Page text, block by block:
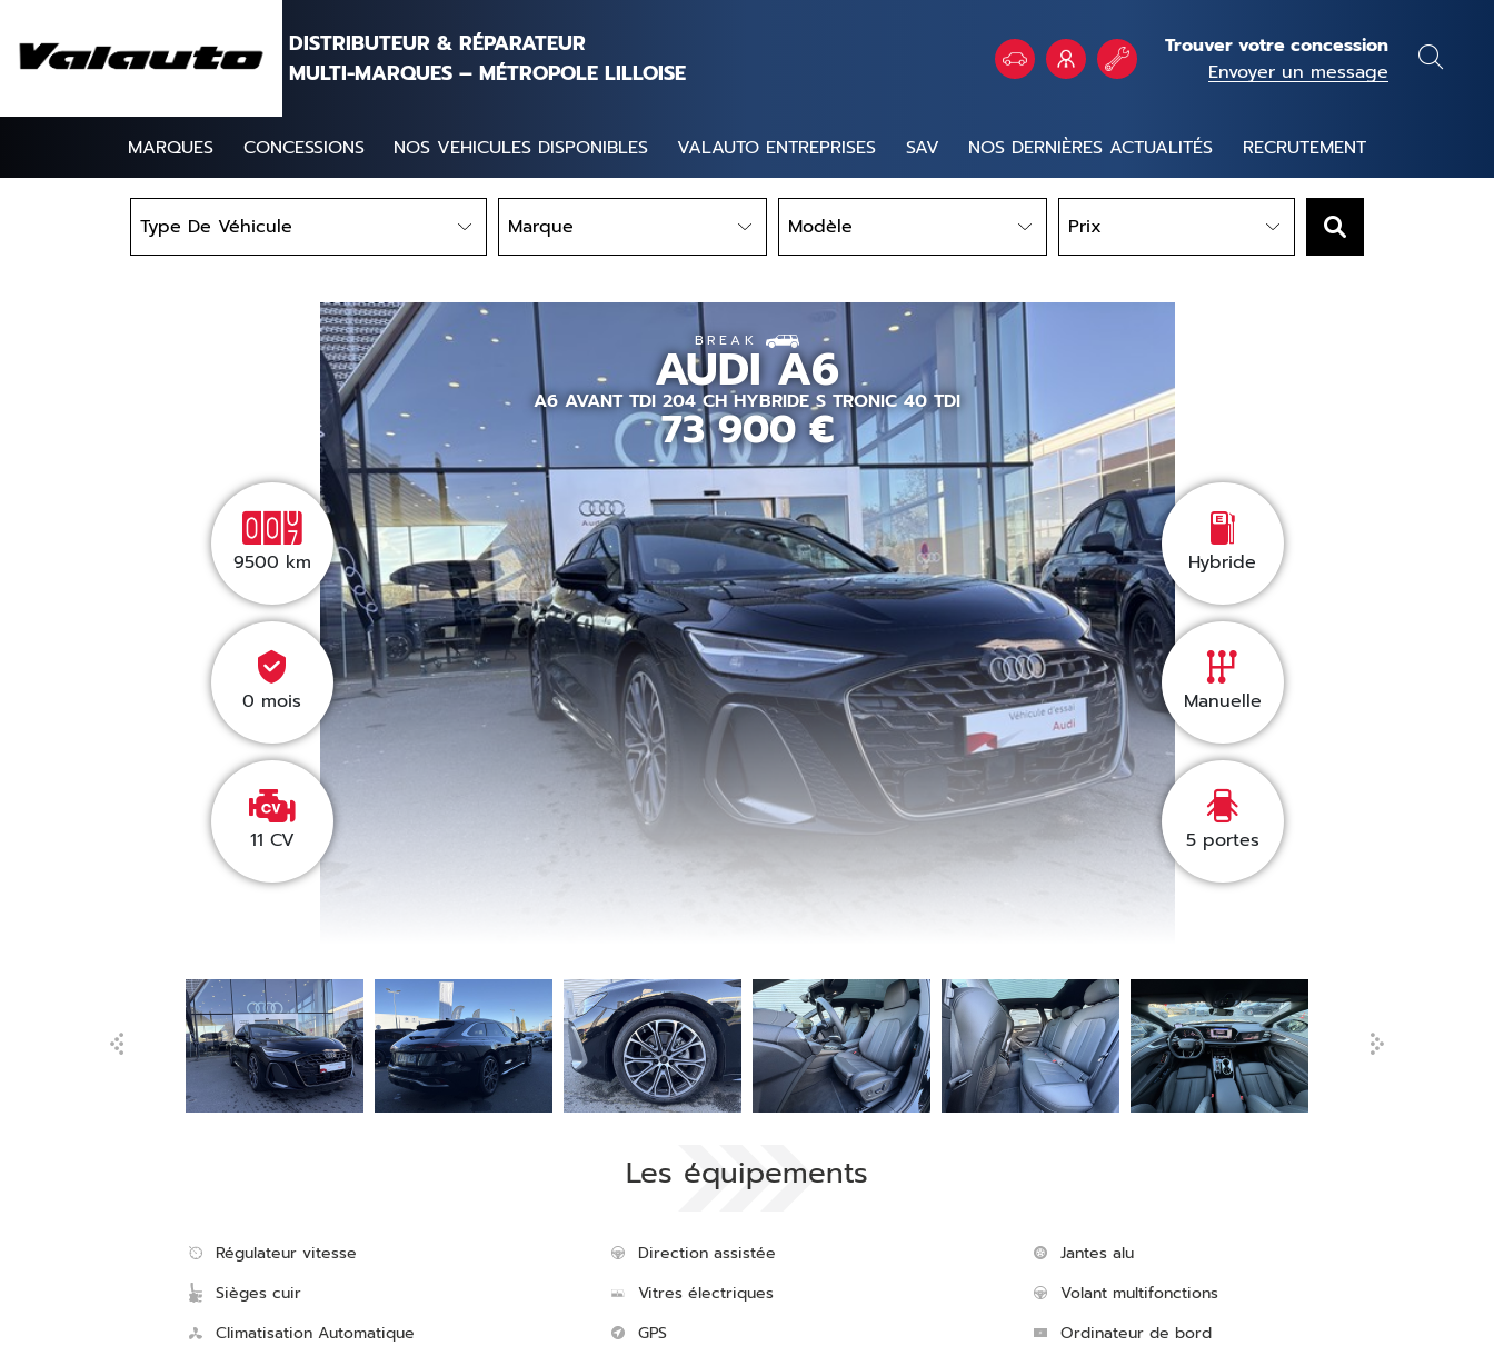
DISTRIBUTEUR & RÉPARATEUR
MULTI-MARQUES – MÉTROPOLE LILLOISE
Trouver votre concession
Envoyer un message
MARQUES CONCESSIONS NOS VEHICULES DISPONIBLES VALAUTO ENTREPRISES SAV NOS DERNIÈRES ACTUALITÉS RECRUTEMENT
Type De Véhicule Marque Modèle Prix
BREAK
AUDI A6
A6 AVANT TDI 204 CH HYBRIDE S TRONIC 40 TDI
73 900 €
9500 km
0 mois
11 CV
Hybride
Manuelle
5portes
Les équipements
Régulateur vitesse
Sièges cuir
Climatisation Automatique
Direction assistée
Vitres électriques
GPS
Jantes alu
Volant multifonctions
Ordinateur de bord